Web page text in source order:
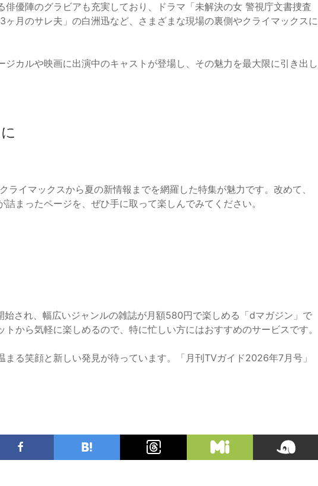
俳優陣のグラビアも充実しており、ドラマ「未解決の女 警視庁文書捜査
月のサレ夫」の白洲迅など、さまざまな現場の裏側やクライマックスに
カルや映画に出演中のキャストが登場し、その魅力を最大限に引き出し
ライマックスから夏の新情報までを網羅した特集が魅力です。改めて、
まったページを、ぜひ手に取って楽しんでみてください。
され、幅広いジャンルの雑誌が月額580円で楽しめる「dマガジン」で
から気軽に楽しめるので、特に忙しい方にはおすすめのサービスです。
まる笑顔と新しい発見が待っています。「月刊TVガイド2026年7月号」